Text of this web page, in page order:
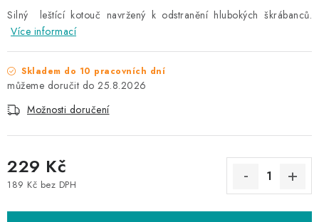
Silný leštící kotouč navržený k odstranění hlubokých škrábanců.
Více informací
Skladem do 10 pracovních dní
25.8.2026
Možnosti doručení
229 Kč
189 Kč bez DPH